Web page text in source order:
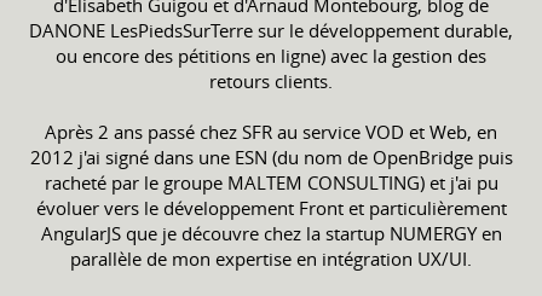
d'Elisabeth Guigou et d'Arnaud Montebourg, blog de
DANONE LesPiedsSurTerre sur le développement durable,
ou encore des pétitions en ligne) avec la gestion des
retours clients.
Après 2 ans passé chez SFR au service VOD et Web, en
2012 j'ai signé dans une ESN (du nom de OpenBridge puis
racheté par le groupe MALTEM CONSULTING) et j'ai pu
évoluer vers le développement Front et particulièrement
AngularJS que je découvre chez la startup NUMERGY en
parallèle de mon expertise en intégration UX/UI.